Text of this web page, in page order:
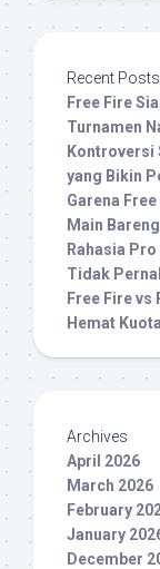
Recent Posts
Free Fire
Turnamen
Kontroversi
yang Bikin
Garena
Main
Rahasia
Tidak
Free Fire vs
Hemat
Archives
April 2026
March 2026
February
January
December